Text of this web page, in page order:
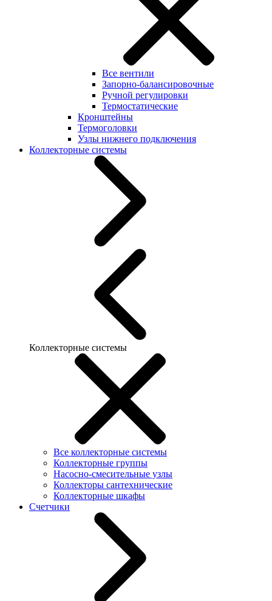
Все вентили
Запорно-балансировочные
Ручной регулировки
Термостатические
Кронштейны
Термоголовки
Узлы нижнего подключения
Коллекторные системы
Коллекторные системы
Все коллекторные системы
Коллекторные группы
Насосно-смесительные узлы
Коллекторы сантехнические
Коллекторные шкафы
Счетчики